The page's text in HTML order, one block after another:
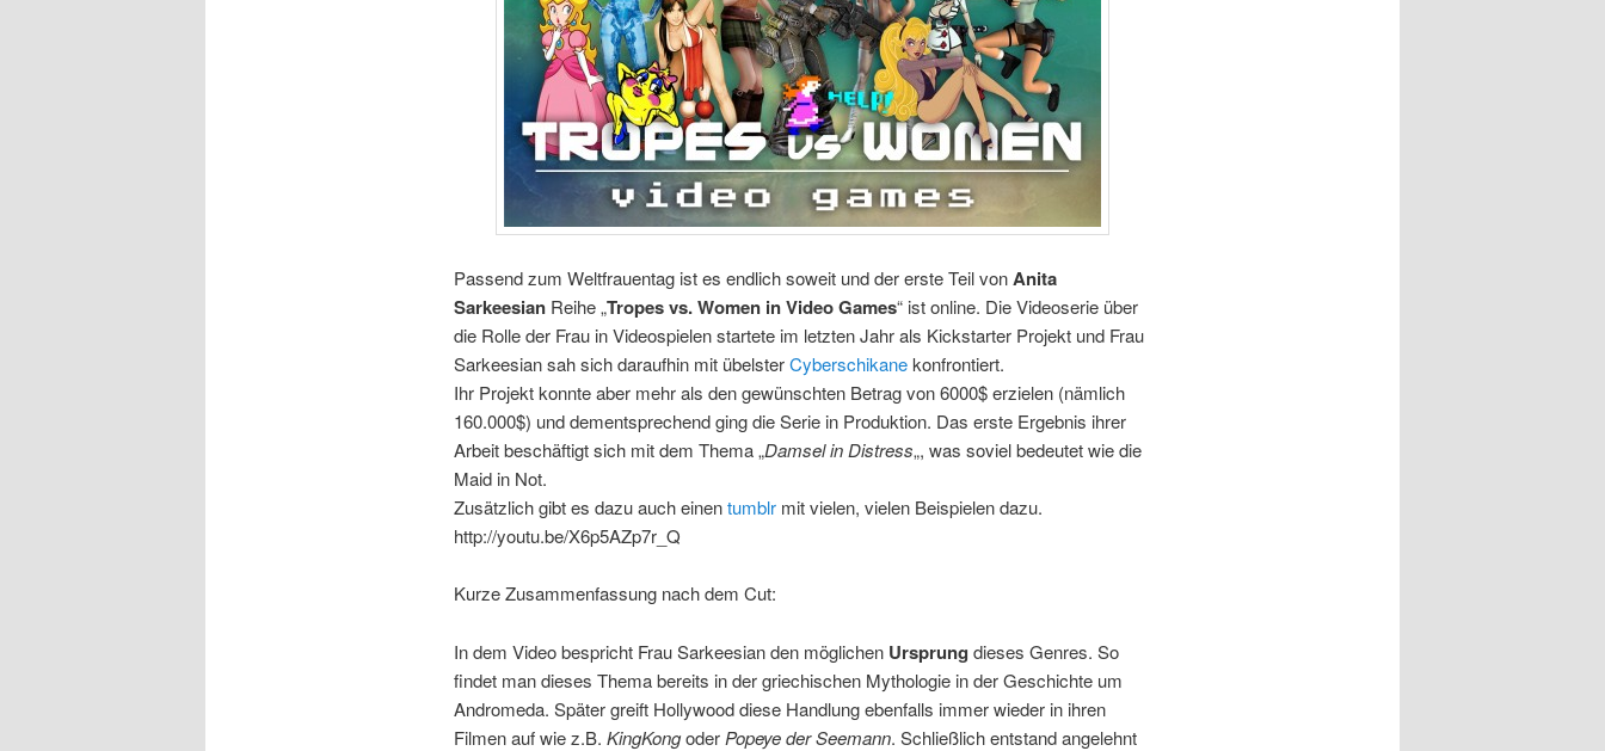
Passend zum Weltfrauentag ist es endlich soweit und der erste Teil vonAnita
SarkeesianReihe „Tropes vs. Women in Video Games“ ist online. Die Videoserie über
die Rolle der Frau in Videospielen startete im letzten Jahr als Kickstarter Projekt und Frau
Sarkeesian sah sich daraufhin mit übelsterCyberschikanekonfrontiert.
Ihr Projekt konnte aber mehr als den gewünschten Betrag von 6000$ erzielen (nämlich
160.000$) und dementsprechend ging die Serie in Produktion. Das erste Ergebnis ihrer
Arbeit beschäftigt sich mit dem Thema „Damsel in Distress„, was soviel bedeutet wie die
Maid in Not.
Zusätzlich gibt es dazu auch einentumblrmit vielen, vielen Beispielen dazu.
http://youtu.be/X6p5AZp7r_Q
Kurze Zusammenfassung nach dem Cut:
In dem Video bespricht Frau Sarkeesian den möglichen Ursprung dieses Genres. So
findet man dieses Thema bereits in der griechischen Mythologie in der Geschichte um
Andromeda. Später greift Hollywood diese Handlung ebenfalls immer wieder in ihren
Filmen auf wie z.B. KingKongoder Popeye der Seemann. Schließlich entstand angelehnt